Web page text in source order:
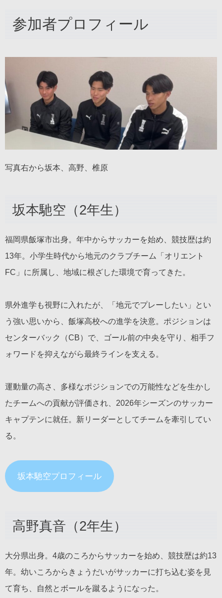
参加者プロフィール
写真右から坂本、高野、椎原
坂本馳空（2年生）
福岡県飯塚市出身。年中からサッカーを始め、競技歴は約
13年。小学生時代から地元のクラブチーム「オリエント
FC」に所属し、地域に根ざした環境で育ってきた。
県外進学も視野に入れたが、「地元でプレーしたい」とい
う強い思いから、飯塚高校への進学を決意。ポジションは
センターバック（CB）で、ゴール前の中央を守り、相手フ
ォワードを抑えながら最終ラインを支える。
運動量の高さ、多様なポジションでの万能性などを生かし
たチームへの貢献が評価され、2026年シーズンのサッカー
キャプテンに就任。新リーダーとしてチームを牽引してい
る。
坂本馳空プロフィール
高野真音（2年生）
大分県出身。4歳のころからサッカーを始め、競技歴は約13
年。幼いころからきょうだいがサッカーに打ち込む姿を見
て育ち、自然とボールを蹴るようになった。